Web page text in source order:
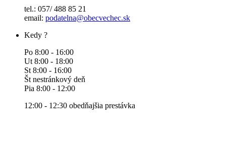
tel.: 057/ 488 85 21
email: podatelna@obecvechec.sk
Kedy ?
Po 8:00 - 16:00
Ut 8:00 - 18:00
St 8:00 - 16:00
Št nestránkový deň
Pia 8:00 - 12:00
12:00 - 12:30 obedňajšia prestávka